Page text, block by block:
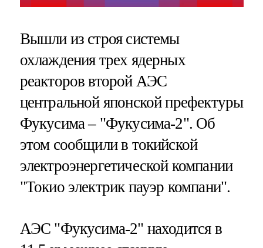
Вышли из строя системы
охлаждения трех ядерных
реакторов второй АЭС
центральной японской префектуры
Фукусима – "Фукусима-2". Об
этом сообщили в токийской
электроэнергетической компании
"Токио электрик пауэр компани".
АЭС "Фукусима-2" находится в